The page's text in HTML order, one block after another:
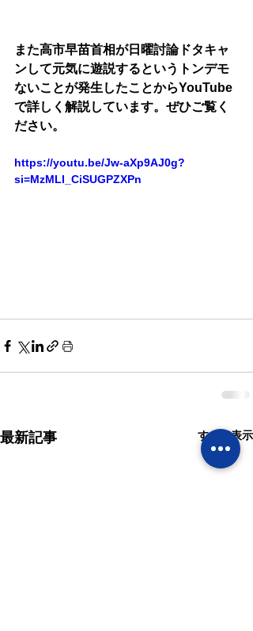
また高市早苗首相が日曜討論ドタキャ
ンして元気に遊説するというトンデモ
ないことが発生したことからYouTube
で詳しく解説しています。ぜひご覧く
ださい。
https://youtu.be/Jw-aXp9AJ0g?
si=MzMLl_CiSUGPZXPn
最新記事 すべて表示